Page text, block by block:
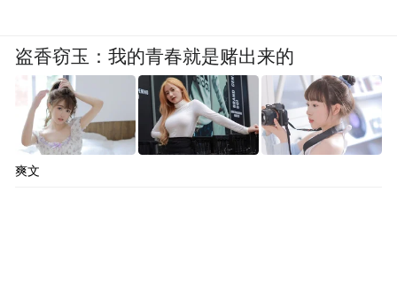
盗香窃玉：我的青春就是赌出来的
爽文